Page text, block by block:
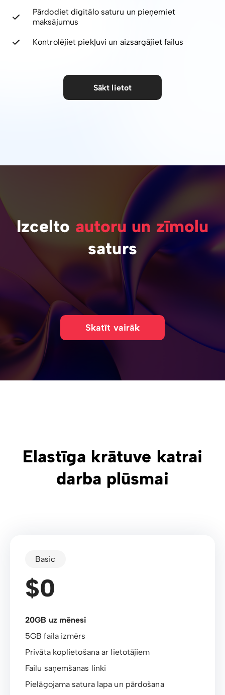
Pārdodiet digitālo saturu un pieņemiet
maksājumus
Kontrolējiet piekļuvi un aizsargājiet failus
Sākt lietot
Izcelto autoru un zīmolu
saturs
Skatīt vairāk
Elastīga krātuve katrai
darba plūsmai
Basic
$0
20GB uz mēnesi
5GB faila izmērs
Privāta koplietošana ar lietotājiem
Failu saņemšanas linki
Pielāgojama satura lapa un pārdošana